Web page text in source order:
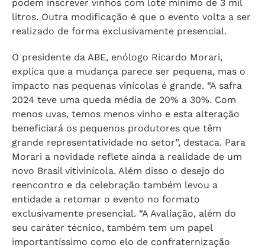
podem inscrever vinhos com lote mínimo de 3 mil
litros. Outra modificação é que o evento volta a ser
realizado de forma exclusivamente presencial.
O presidente da ABE, enólogo Ricardo Morari,
explica que a mudança parece ser pequena, mas o
impacto nas pequenas vinícolas é grande. “A safra
2024 teve uma queda média de 20% a 30%. Com
menos uvas, temos menos vinho e esta alteração
beneficiará os pequenos produtores que têm
grande representatividade no setor”, destaca. Para
Morari a novidade reflete ainda a realidade de um
novo Brasil vitivinícola. Além disso o desejo do
reencontro e da celebração também levou a
entidade a retomar o evento no formato
exclusivamente presencial. “A Avaliação, além do
seu caráter técnico, também tem um papel
importantíssimo como elo de confraternização